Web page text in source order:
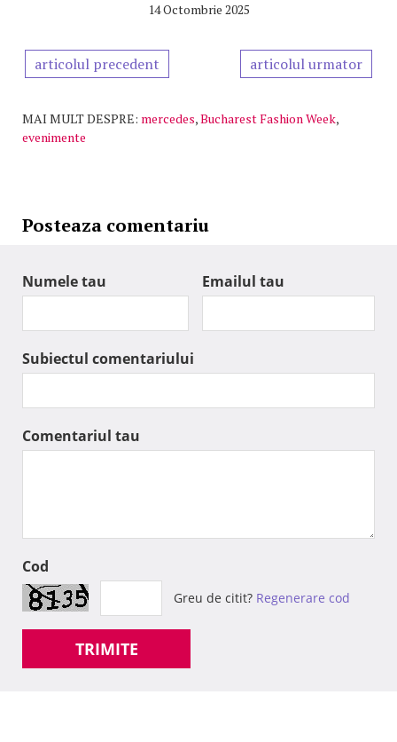
14 Octombrie 2025
articolul precedent articolul urmator
MAI MULT DESPRE: mercedes,Bucharest Fashion Week,
evenimente
Posteaza comentariu
Numele tau Emailul tau
Subiectul comentariului
Comentariul tau
Cod
Greu de citit? Regenerare cod
TRIMITE